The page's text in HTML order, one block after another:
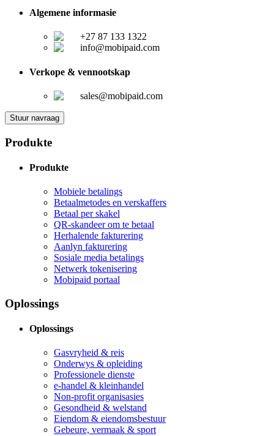
Algemene informasie
+27 87 133 1322
info@mobipaid.com
Verkope & vennootskap
sales@mobipaid.com
Stuur navraag
Produkte
Produkte
Mobiele betalings
Betaalmetodes en verskaffers
Betaal per skakel
QR-skandeer om te betaal
Herhalende fakturering
Aanlyn fakturering
Sosiale media betalings
Netwerk tokenisering
Mobipaid portaal
Oplossings
Oplossings
Gasvryheid & reis
Onderwys & opleiding
Professionele dienste
e-handel & kleinhandel
Non-profit organisasies
Gesondheid & welstand
Eiendom & eiendomsbestuur
Gebeure, vermaak & sport